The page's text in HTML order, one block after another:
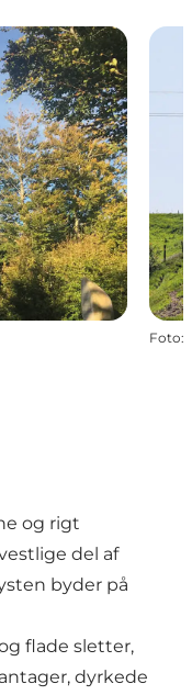
Foto:
og rigt
del af
byder på
flade sletter,
dyrkede